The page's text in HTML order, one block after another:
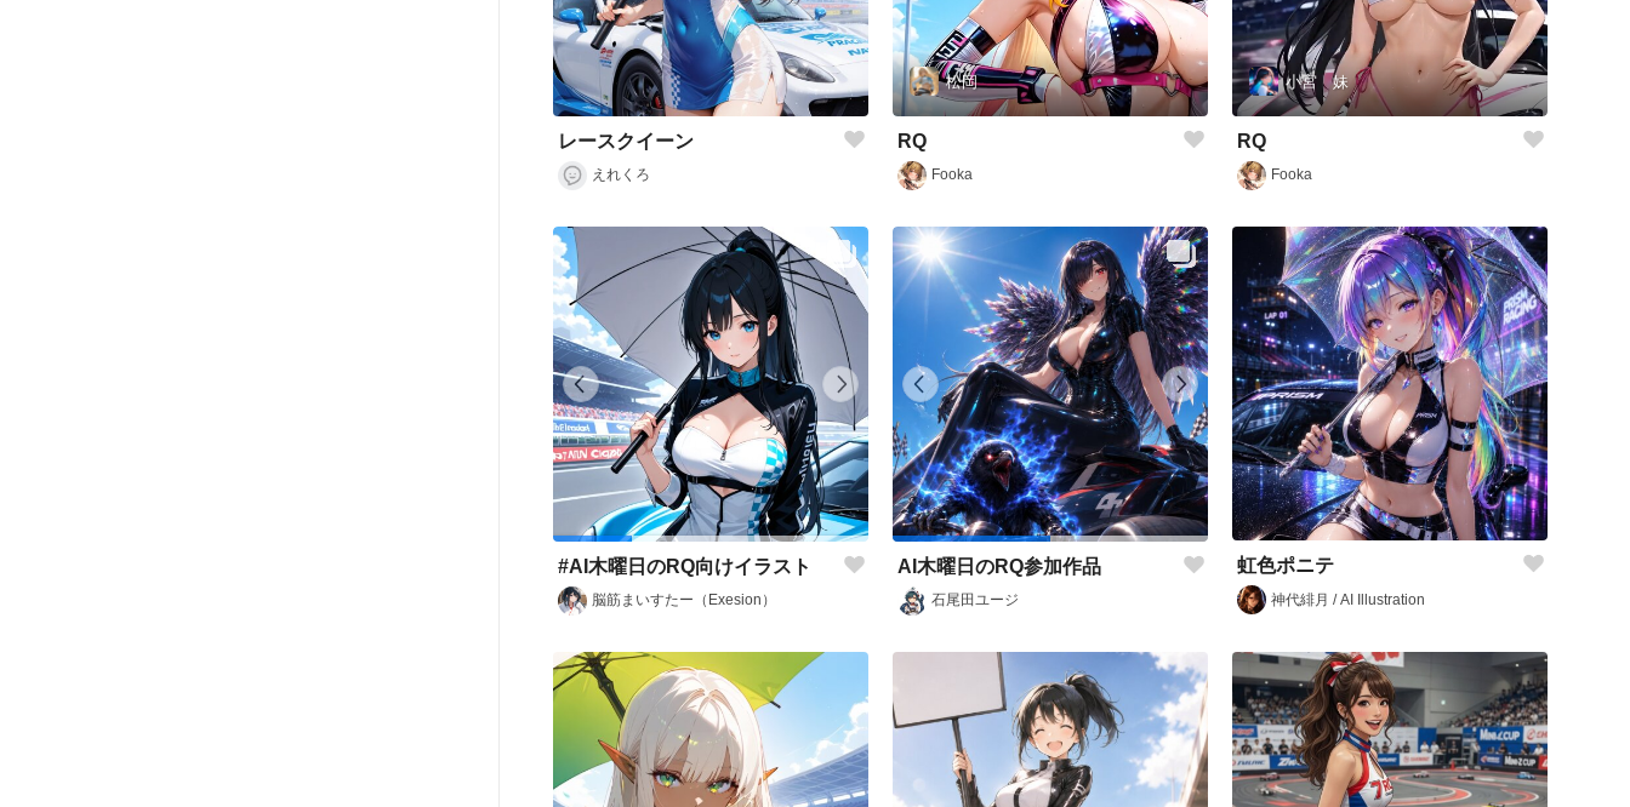
レースクイーン
えれくろ
松岡
RQ
Fooka
小宮 妹
RQ
Fooka
#AI木曜日のRQ向けイラスト
脳筋まいすたー（Exesion）
AI木曜日のRQ参加作品
石尾田ユージ
虹色ポニテ
神代緋月 / AI Illustration